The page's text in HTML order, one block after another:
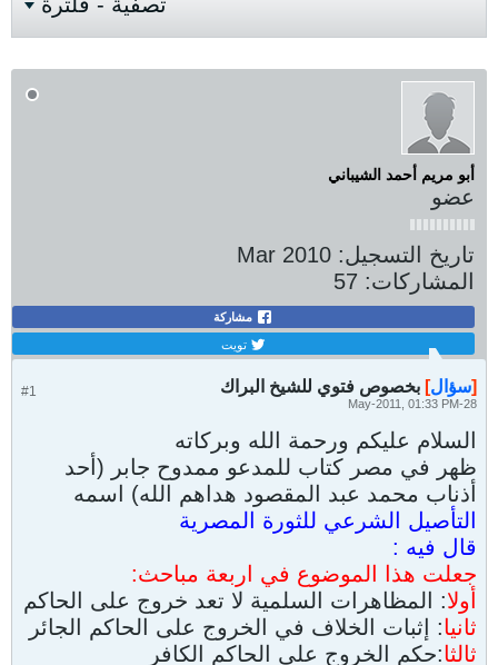
أبو مريم أحمد الشيباني
عضو
تاريخ التسجيل: Mar 2010
المشاركات: 57
مشاركة
تويت
#1 [سؤال] بخصوص فتوي للشيخ البراك
28-May-2011, 01:33 PM
السلام عليكم ورحمة الله وبركاته
ظهر في مصر كتاب للمدعو ممدوح جابر (أحد
أذناب محمد عبد المقصود هداهم الله) اسمه
التأصيل الشرعي للثورة المصرية
قال فيه :
جعلت هذا الموضوع في اربعة مباحث:
أولا: المظاهرات السلمية لا تعد خروج على الحاكم
ثانيا: إثبات الخلاف في الخروج على الحاكم الجائر
ثالثا:حكم الخروج على الحاكم الكافر